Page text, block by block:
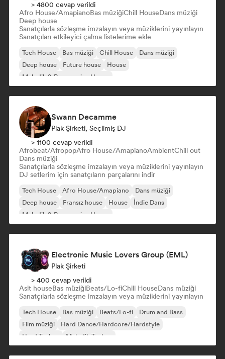
> 4800 cevap verildi
Afro House/AmapianoBas müziğiChill HouseDans müziği
Deep house
Sanatçılarla sözleşme imzalayın veya müziklerini yayınlayın
Sanatçıları etkileyici çalma listelerime ekle
Tech House Bas müziği Chill House
Dans müziği
Deep house
Future house
House
Melodik & Progressive House
Swann Decamme
Plak Şirketi, Seçilmiş DJ
> 1100 cevap verildi
Afrobeat/AfropopAfro House/AmapianoAmbientChill out
Dans müziği
Sanatçılarla sözleşme imzalayın veya müziklerini yayınlayın
DJ setlerim için sanatçıların parçalarını indir
Tech House Afro House/Amapiano
Dans müziği
Deep house
Fransız house House
İndie Dans
Melodik & Progressive House
Electronic Music Lovers Group (EML)
Plak Şirketi
> 400 cevap verildi
Asit houseBas müziğiBeats/Lo-fiChill HouseDans müziği
Sanatçılarla sözleşme imzalayın veya müziklerini yayınlayın
Tech House Bas müziği Beats/Lo-fi
Drum and Bass
Film müziği
Hard Dance/Hardcore/Hardstyle
Hard Techno
Melodik Techno